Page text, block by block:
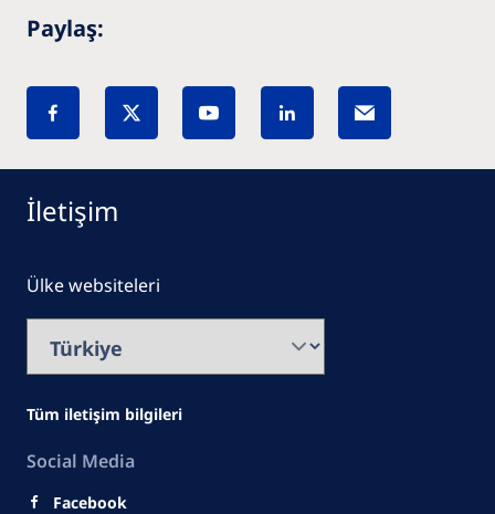
Paylaş:
İletişim
Ülke websiteleri
Tüm iletişim bilgileri
Social Media
Facebook